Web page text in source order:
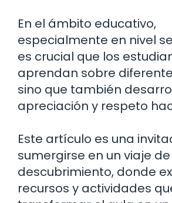
En el ámbito educativo,
especialmente en nivel
es crucial que los
aprendan sobre
sino que también
apreciación y respeto
Este artículo es una
sumergirse en un viaje de
descubrimiento, donde
recursos y actividades